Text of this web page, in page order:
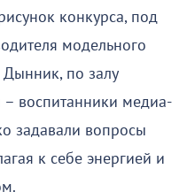
конкурса, под
модельного
Дынник, по залу
воспитанники медиа-
задавали вопросы
к себе энергией и